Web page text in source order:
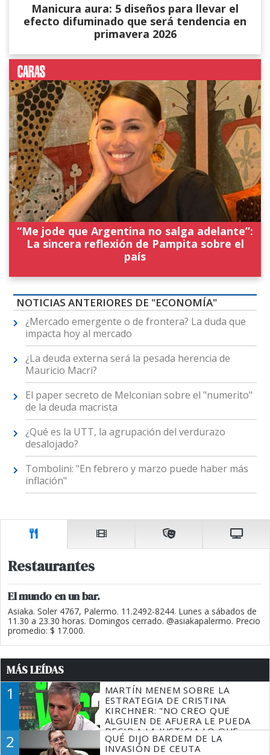
Manicura aura: 5 diseños para llevar el
efecto difuminado que será tendencia en
primavera 2026
“Me jode que Argentina no salga adelante”:
La sincera reflexión de Pampita sobre el
país
NOTICIAS ANTERIORES DE "ECONOMÍA"
¿Mercado emergente o de frontera? La duda que
impacta hoy al mercado
¿La deuda externa será la pesada herencia de
Mauricio Macri?
El paper secreto de Melconian sobre el "numerito"
de la deuda macrista
¿Qué es la UTT, la agrupación del verdurazo
desalojado?
Tombolini: "En febrero y marzo puede haber más
inflación"
Restaurantes
El mundo en un bar.
Asiaka. Soler 4767, Palermo. 11.2492-8244. Lunes a sábados de
11.30 a 23.30 horas. Domingos cerrado. @asiakapalermo. Precio
promedio: $ 17.000.
MÁS LEÍDAS
1
MARTÍN MENEM SOBRE LA
ESTRATEGIA DE CRISTINA
KIRCHNER: "NO CREO QUE
ALGUIEN DE AFUERA LE PUEDA
DECIR A LA JUSTICIA LO QUE
TIENE QUE HACER"
2
QUÉ DIJO BARDEM DE LA
INVASIÓN DE CEUTA